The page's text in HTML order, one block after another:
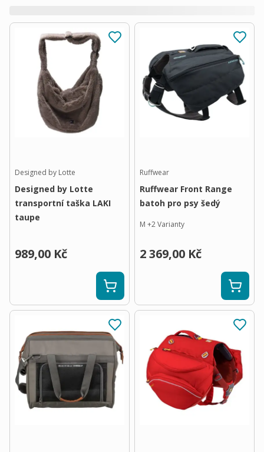
Designed by Lotte
Designed by Lotte
transportní taška LAKI
taupe
989,00 Kč
Ruffwear
Ruffwear Front Range
batoh pro psy šedý
M +2Varianty
2 369,00 Kč